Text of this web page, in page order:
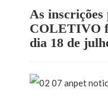
As
COLETIVO
dia 18 de